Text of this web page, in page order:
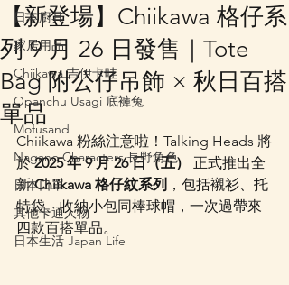
日本廚具
家居用品
Chiikawa 吉伊卡哇
Opanchu Usagi 底褲兔
Mofusand
Nagano Characters 長野角色
日本口罩
其他卡通人物
日本生活 Japan Life
【新登場】Chiikawa 格仔系
列 9 月 26 日發售｜Tote
Bag 附公仔吊飾 × 秋日百搭
單品
Chiikawa 粉絲注意啦！Talking Heads 將
於 2025 年 9 月 26 日（五）
正式推出全
新 Chiikawa 格仔紋系列 ，包括襯衫、托
特袋、收納小包同棒球帽，一次過帶來
四款百搭單品。